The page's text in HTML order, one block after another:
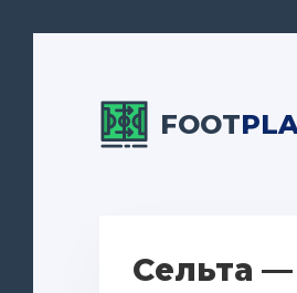
FOOT
Сельта